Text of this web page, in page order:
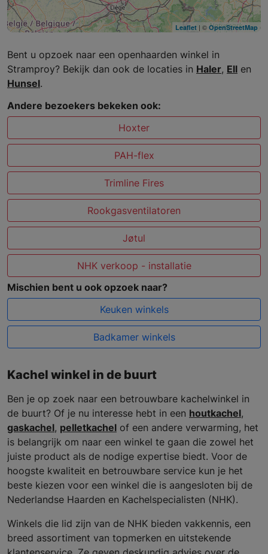
Leaflet | © OpenStreetMap
Bent u opzoek naar een openhaarden winkel in
Stramproy? Bekijk dan ook de locaties in Haler, Ell en
Hunsel.
Andere bezoekers bekeken ook:
Hoxter
PAH-flex
Trimline Fires
Rookgasventilatoren
Jøtul
NHK verkoop - installatie
Mischien bent u ook opzoek naar?
Keuken winkels
Badkamer winkels
Kachel winkel in de buurt
Ben je op zoek naar een betrouwbare kachelwinkel in
de buurt? Of je nu interesse hebt in een houtkachel,
gaskachel, pelletkachel of een andere verwarming, het
is belangrijk om naar een winkel te gaan die zowel het
juiste product als de nodige expertise biedt. Voor de
hoogste kwaliteit en betrouwbare service kun je het
beste kiezen voor een winkel die is aangesloten bij de
Nederlandse Haarden en Kachelspecialisten (NHK).
Winkels die lid zijn van de NHK bieden vakkennis, een
breed assortiment van topmerken en uitstekende